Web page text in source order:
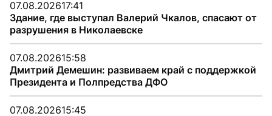
07.08.202617:41
Здание, где выступал Валерий Чкалов, спасают от
разрушения в Николаевске
07.08.202615:58
Дмитрий Демешин: развиваем край с поддержкой
Президента и Полпредства ДФО
07.08.202615:45